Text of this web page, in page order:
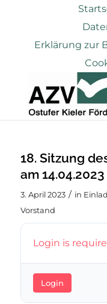
Erklärung zur
18. Sitzung
am
3. April 2023 / in
Vorstand
Login is
Login